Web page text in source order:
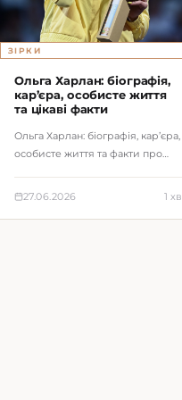
ЗІРКИ
Ольга Харлан: біографія,
кар’єра, особисте життя
та цікаві факти
Ольга Харлан: біографія, кар’єра,
особисте життя та факти про
27.06.2026 1 хв